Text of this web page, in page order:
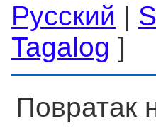
Русский |
Tagalog ]
Повратак